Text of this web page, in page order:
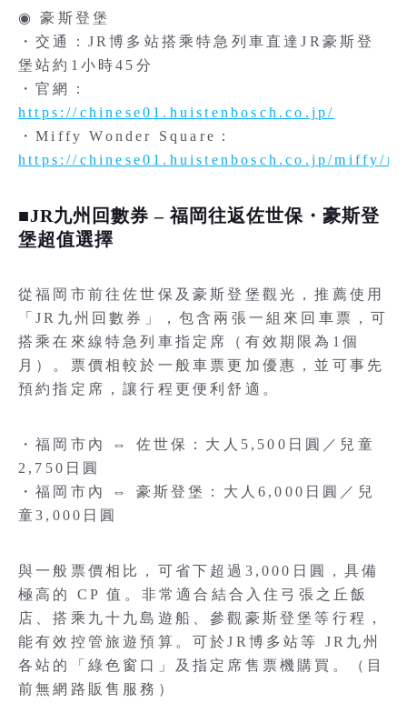
◉ 豪斯登堡
・交通：JR博多站搭乘特急列車直達JR豪斯登
堡站約1小時45分
・官網：
https://chinese01.huistenbosch.co.jp/
・Miffy Wonder Square：
https://chinese01.huistenbosch.co.jp/miffy/
■JR九州回數券 – 福岡往返佐世保・豪斯登
堡超值選擇
從福岡市前往佐世保及豪斯登堡觀光，推薦使用
「JR九州回數券」，包含兩張一組來回車票，可
搭乘在來線特急列車指定席（有效期限為1個
月）。票價相較於一般車票更加優惠，並可事先
預約指定席，讓行程更便利舒適。
・福岡市內 ⇔ 佐世保：大人5,500日圓／兒童
2,750日圓
・福岡市內 ⇔ 豪斯登堡：大人6,000日圓／兒
童3,000日圓
與一般票價相比，可省下超過3,000日圓，具備
極高的 CP 值。非常適合結合入住弓張之丘飯
店、搭乘九十九島遊船、參觀豪斯登堡等行程，
能有效控管旅遊預算。可於JR博多站等 JR九州
各站的「綠色窗口」及指定席售票機購買。（目
前無網路販售服務）